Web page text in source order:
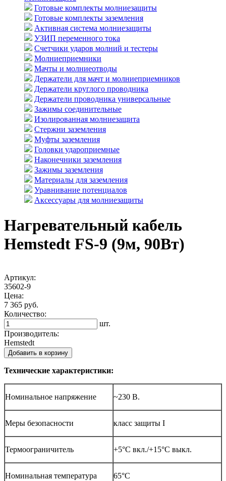
Готовые комплекты молниезащиты
Готовые комплекты заземления
Активная система молниезащиты
УЗИП переменного тока
Счетчики ударов молний и тестеры
Молниеприемники
Мачты и молниеотводы
Держатели для мачт и молниеприемников
Держатели круглого проводника
Держатели проводника универсальные
Зажимы соединительные
Изолированная молниезащита
Стержни заземления
Муфты заземления
Головки удароприемные
Наконечники заземления
Зажимы заземления
Материалы для заземления
Уравнивание потенциалов
Аксессуары для молниезащиты
Нагревательный кабель
Hemstedt FS-9 (9м, 90Вт)
Артикул:
35602-9
Цена:
7 365 руб.
Количество:
шт.
Производитель:
Hemstedt
Добавить в корзину
Технические характеристики:
Номинальное напряжение ~230 В.
Меры безопасности класс защиты I
Термоограничитель +5°C вкл./+15°C выкл.
Номинальная температура 65°C